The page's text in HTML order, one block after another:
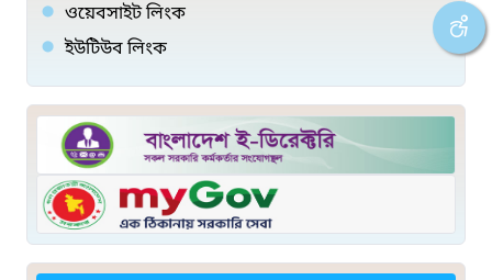
ওয়েবসাইট লিংক
ইউটিউব লিংক